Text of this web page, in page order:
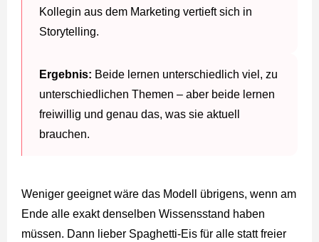
Kollegin aus dem Marketing vertieft sich in
Storytelling.
Ergebnis: Beide lernen unterschiedlich viel, zu
unterschiedlichen Themen – aber beide lernen
freiwillig und genau das, was sie aktuell
brauchen.
Weniger geeignet wäre das Modell übrigens, wenn am
Ende alle exakt denselben Wissensstand haben
müssen. Dann lieber Spaghetti-Eis für alle statt freier